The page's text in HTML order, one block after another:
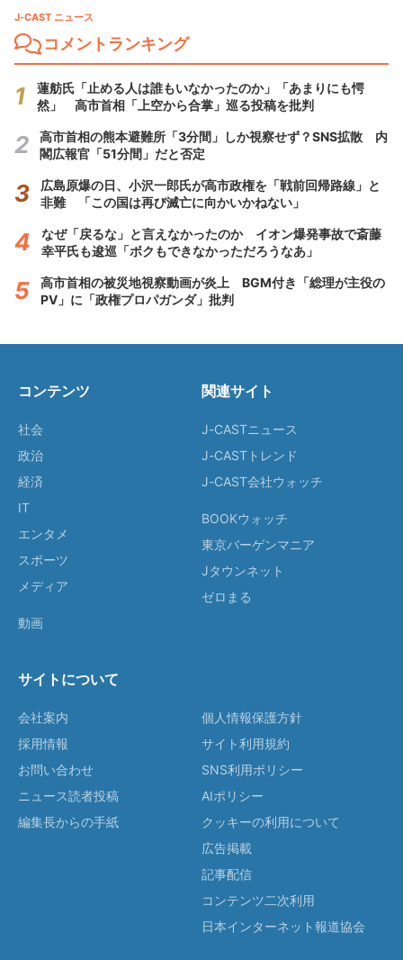
J-CAST ニュース
コメントランキング
蓮舫氏「止める人は誰もいなかったのか」「あまりにも愕
然」 高市首相「上空から合掌」巡る投稿を批判
高市首相の熊本避難所「3分間」しか視察せず？SNS拡散 内
閣広報官「51分間」だと否定
広島原爆の日、小沢一郎氏が高市政権を「戦前回帰路線」と
非難 「この国は再び滅亡に向かいかねない」
なぜ「戻るな」と言えなかったのか イオン爆発事故で斎藤
幸平氏も逡巡「ボクもできなかっただろうなあ」
高市首相の被災地視察動画が炎上 BGM付き「総理が主役の
PV」に「政権プロパガンダ」批判
コンテンツ
社会
政治
経済
IT
エンタメ
スポーツ
メディア
動画
関連サイト
J-CASTニュース
J-CASTトレンド
J-CAST会社ウォッチ
BOOKウォッチ
東京バーゲンマニア
Jタウンネット
ゼロまる
サイトについて
会社案内
採用情報
お問い合わせ
ニュース読者投稿
編集長からの手紙
個人情報保護方針
サイト利用規約
SNS利用ポリシー
AIポリシー
クッキーの利用について
広告掲載
記事配信
コンテンツ二次利用
日本インターネット報道協会